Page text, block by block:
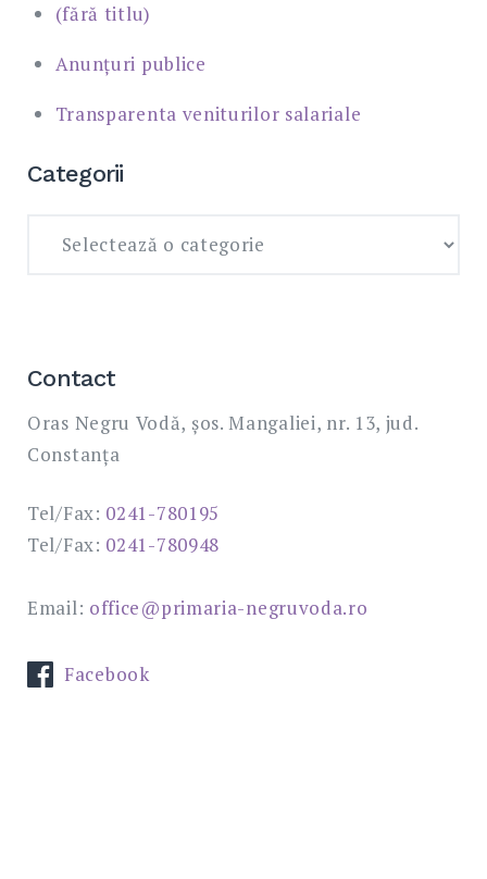
(fără titlu)
Anunțuri publice
Transparenta veniturilor salariale
Categorii
Contact
Oras Negru Vodă, șos. Mangaliei, nr. 13, jud.
Constanța
Tel/Fax: 0241-780195
Tel/Fax: 0241-780948
Email: office@primaria-negruvoda.ro
Facebook